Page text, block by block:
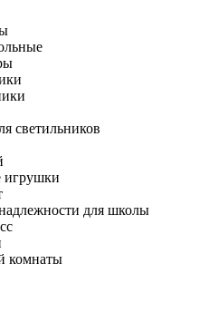
светильников
игрушки
для школы
комнаты